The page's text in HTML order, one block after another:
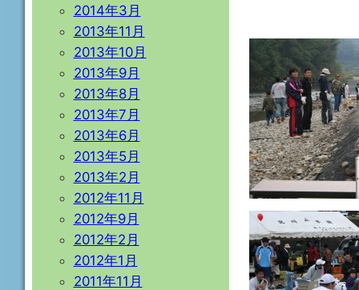
2014年3月
2013年11月
2013年10月
2013年9月
2013年8月
2013年7月
2013年6月
2013年5月
2013年2月
2012年11月
2012年9月
2012年2月
2012年1月
2011年11月